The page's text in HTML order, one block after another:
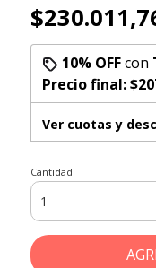
10% OFFcon
Precio final:
Ver cuotas y
Cantidad